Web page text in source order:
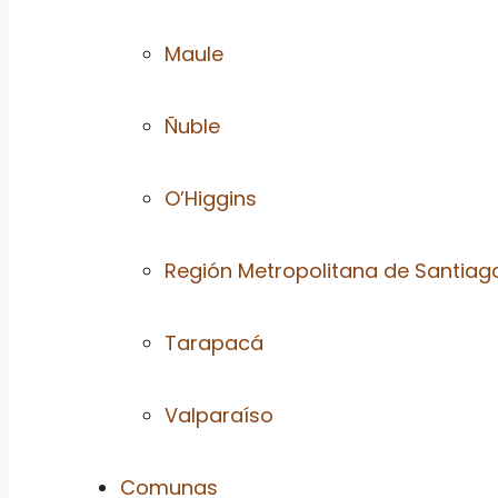
Maule
Ñuble
O’Higgins
Región Metropolitana de
Tarapacá
Valparaíso
Comunas